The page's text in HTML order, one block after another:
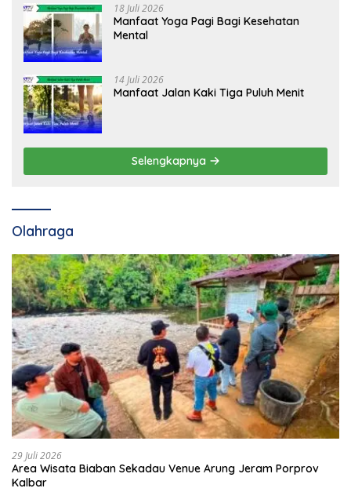
18 Juli 2026
Manfaat Yoga Pagi Bagi Kesehatan
Mental
14 Juli 2026
Manfaat Jalan Kaki Tiga Puluh Menit
Selengkapnya
Olahraga
29 Juli 2026
Area Wisata Biaban Sekadau Venue Arung Jeram Porprov
Kalbar